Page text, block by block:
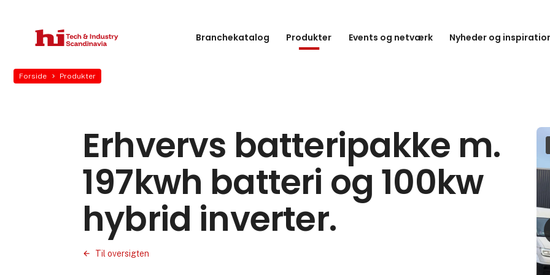
Branchekatalog Produkter Events og netværk Nyheder og
Forside Produkter
Erhvervs batteripakke m.
197kwh batteri og 100kw
hybrid inverter.
Til oversigten